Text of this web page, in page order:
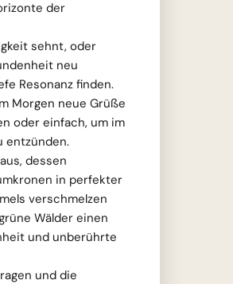
der
sehnt, oder
neu
Resonanz finden.
Morgen neue Grüße
oder einfach, um im
entzünden.
dessen
in perfekter
verschmelzen
Wälder einen
und unberührte
und die